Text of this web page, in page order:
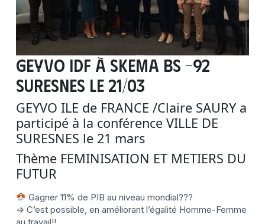
GEYVO IDF à SKEMA BS -92
SURESNES le 21/03
GEYVO ILE de FRANCE /Claire SAURY a
participé à la conférence VILLE DE
SURESNES le 21 mars
Thème FEMINISATION ET METIERS DU
FUTUR
Gagner 11% de PIB au niveau mondial???
=> C’est possible, en améliorant l’égalité Homme-Femme